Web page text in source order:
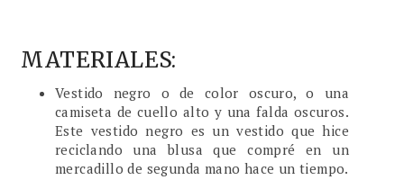
MATERIALES:
Vestido negro o de color oscuro, o una
camiseta de cuello alto y una falda oscuros.
Este vestido negro es un vestido que hice
reciclando una blusa que compré en un
mercadillo de segunda mano hace un tiempo.